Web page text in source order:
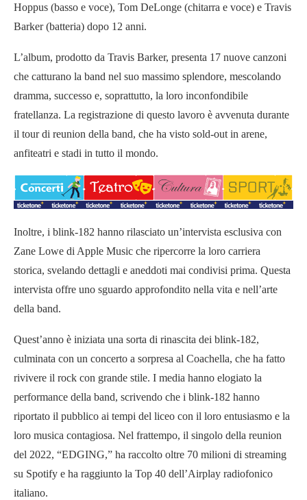
Hoppus (basso e voce), Tom DeLonge (chitarra e voce) e Travis
Barker (batteria) dopo 12 anni.
L’album, prodotto da Travis Barker, presenta 17 nuove canzoni
che catturano la band nel suo massimo splendore, mescolando
dramma, successo e, soprattutto, la loro inconfondibile
fratellanza. La registrazione di questo lavoro è avvenuta durante
il tour di reunion della band, che ha visto sold-out in arene,
anfiteatri e stadi in tutto il mondo.
Inoltre, i blink-182 hanno rilasciato un’intervista esclusiva con
Zane Lowe di Apple Music che ripercorre la loro carriera
storica, svelando dettagli e aneddoti mai condivisi prima. Questa
intervista offre uno sguardo approfondito nella vita e nell’arte
della band.
Quest’anno è iniziata una sorta di rinascita dei blink-182,
culminata con un concerto a sorpresa al Coachella, che ha fatto
rivivere il rock con grande stile. I media hanno elogiato la
performance della band, scrivendo che i blink-182 hanno
riportato il pubblico ai tempi del liceo con il loro entusiasmo e la
loro musica contagiosa. Nel frattempo, il singolo della reunion
del 2022, “EDGING,” ha raccolto oltre 70 milioni di streaming
su Spotify e ha raggiunto la Top 40 dell’Airplay radiofonico
italiano.